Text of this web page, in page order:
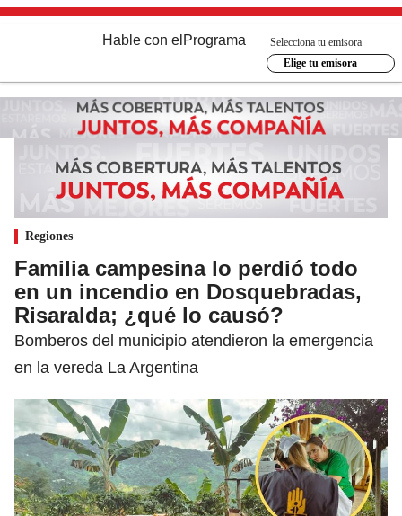
Hable con el Programa
Selecciona tu emisora
Elige tu emisora
Regiones
Familia campesina lo perdió todo
en un incendio en Dosquebradas,
Risaralda; ¿qué lo causó?
Bomberos del municipio atendieron la emergencia
en la vereda La Argentina